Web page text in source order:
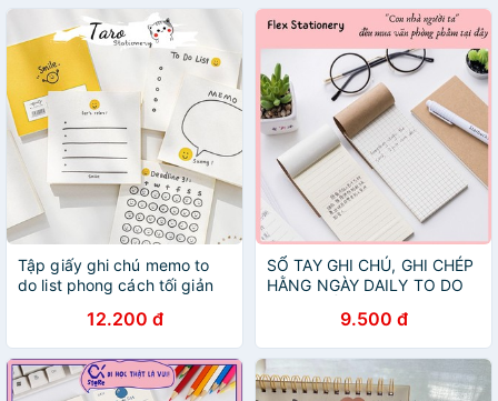
Tập giấy ghi chú memo to
do list phong cách tối giản
12.200 đ
SỔ TAY GHI CHÚ, GHI CHÉP
HẰNG NGÀY DAILY TO DO
9.500 đ